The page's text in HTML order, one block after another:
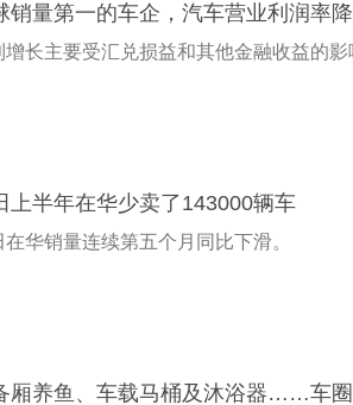
销量第一的车企，汽车营业利润率
增长主要受汇兑损益和其他金融收益的影
上半年在华少卖了143000辆车
在华销量连续第五个月同比下滑。
厢养鱼、车载马桶及沐浴器……车圈